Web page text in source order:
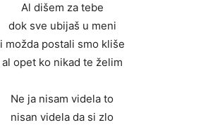
Al dišem za tebe
dok sve ubijaš u meni
i možda postali smo kliše
al opet ko nikad te želim
Ne ja nisam videla to
nisan videla da si zlo